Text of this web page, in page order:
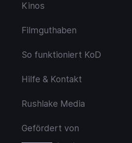
Kinos
Filmguthaben
So funktioniert KoD
Hilfe & Kontakt
Rushlake Media
Gefördert von